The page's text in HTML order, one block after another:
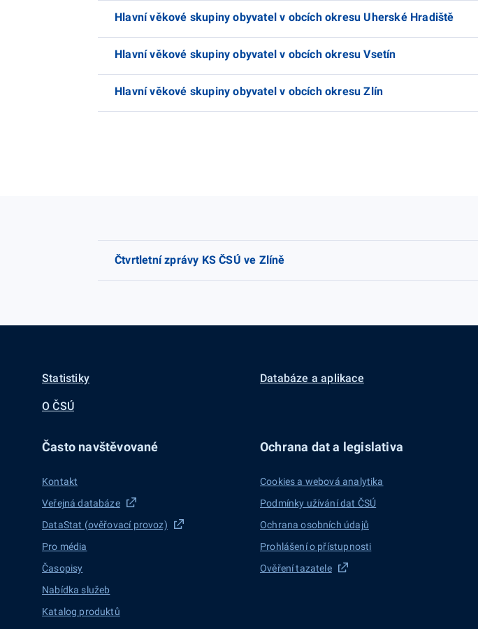
Hlavní věkové skupiny obyvatel v obcích okresu Uherské Hradiště
Hlavní věkové skupiny obyvatel v obcích okresu Vsetín
Hlavní věkové skupiny obyvatel v obcích okresu Zlín
Čtvrtletní zprávy KS ČSÚ ve Zlíně
Statistiky Databáze a aplikace
O ČSÚ
Často navštěvované
Kontakt
Veřejná databáze
DataStat (ověřovací provoz)
Pro média
Časopisy
Nabídka služeb
Katalog produktů
Ochrana dat a legislativa
Cookies a webová analytika
Podmínky užívání dat ČSÚ
Ochrana osobních údajů
Prohlášení o přístupnosti
Ověření tazatele